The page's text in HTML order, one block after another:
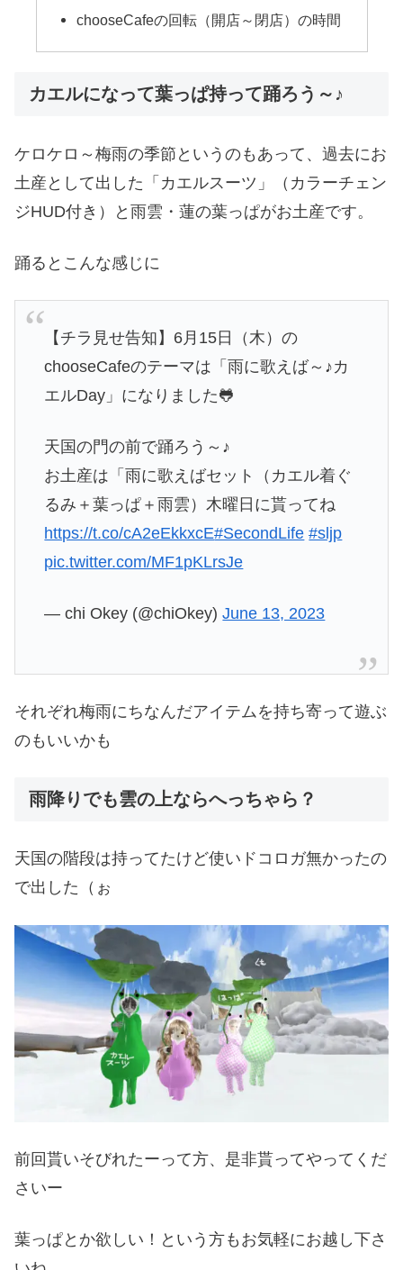
chooseCafeの回転（開店～閉店）の時間
カエルになって葉っぱ持って踊ろう～♪
ケロケロ～梅雨の季節というのもあって、過去にお
土産として出した「カエルスーツ」（カラーチェン
ジHUD付き）と雨雲・蓮の葉っぱがお土産です。
踊るとこんな感じに
【チラ見せ告知】6月15日（木）の
chooseCafeのテーマは「雨に歌えば～♪カ
エルDay」になりました🐸
天国の門の前で踊ろう～♪
お土産は「雨に歌えばセット（カエル着ぐ
るみ＋葉っぱ＋雨雲）木曜日に貰ってね
https://t.co/cA2eEkkxcE#SecondLife #sljp
pic.twitter.com/MF1pKLrsJe
— chi Okey (@chiOkey)June 13, 2023
それぞれ梅雨にちなんだアイテムを持ち寄って遊ぶ
のもいいかも
雨降りでも雲の上ならへっちゃら？
天国の階段は持ってたけど使いドコロガ無かったの
で出した（ぉ
前回貰いそびれたーって方、是非貰ってやってくだ
さいー
葉っぱとか欲しい！という方もお気軽にお越し下さ